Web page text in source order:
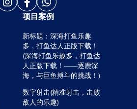
项目案例
新标题：深海打鱼乐趣
多，打鱼达人正版下载！
(深海打鱼乐趣多，打鱼达
人正版下载！——逐鹿深
海，与巨鱼搏斗的挑战！)
数字射击(精准射击，击败
敌人的乐趣)